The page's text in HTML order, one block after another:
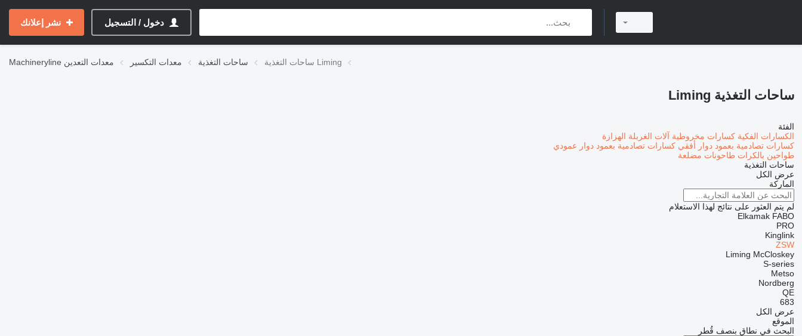
دخول / التسجيل نشر إعلانك
Machineryline معدات التعدين معدات التكسير ساحات التغذية ساحات التغذية Liming
ساحات التغذية Liming
الفئة
الكسارات الفكية كسارات مخروطية آلات الغربلة الهزازة
كسارات تصادمية بعمود دوار أفقي كسارات تصادمية بعمود دوار عمودي
طواحين بالكرات طاحونات مضلعة
ساحات التغذية
عرض الكل
الماركة
لم يتم العثور على نتائج لهذا الاستعلام
Elkamak FABO
PRO
Kinglink
ZSW
Liming McCloskey
S-series
Metso
Nordberg
QE
683
عرض الكل
الموقع
البحث في نطاق بنصف قُطر